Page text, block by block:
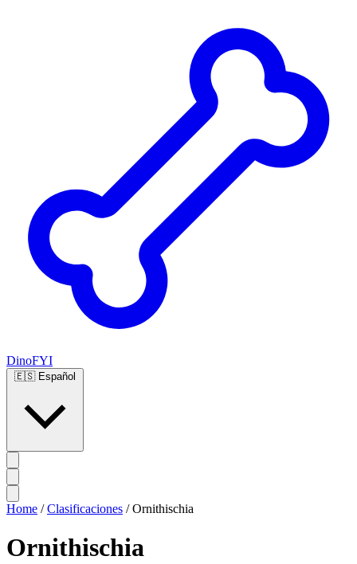
DinoFYI
🇪🇸 Español
Home / Clasificaciones / Ornithischia
Ornithischia